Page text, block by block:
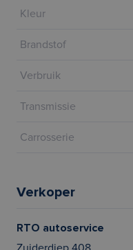
Kleur
Brandstof
Verbruik
Transmissie
Carrosserie
Verkoper
RTO autoservice